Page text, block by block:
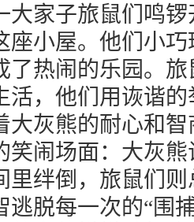
大家子旅鼠们鸣
座小屋。他们小
了热闹的乐园。
活，他们用诙谐
大灰熊的耐心和
笑闹场面：大灰
里绊倒，旅鼠们
逃脱每一次的“围